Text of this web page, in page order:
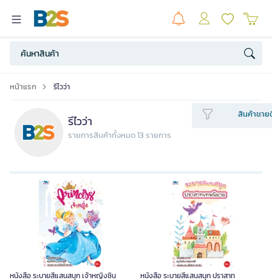
หน้าแรก รีไวว่า
รีไวว่า
รายการสินค้าทั้งหมด 13 รายการ
สินค้าขาย
หนังสือ ระบายสีแสนสนุก เจ้าหญิงซิน
หนังสือ ระบายสีแสนสนุก ปราสาท